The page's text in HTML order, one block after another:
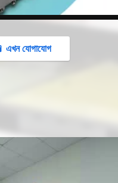
এখন যোগাযোগ